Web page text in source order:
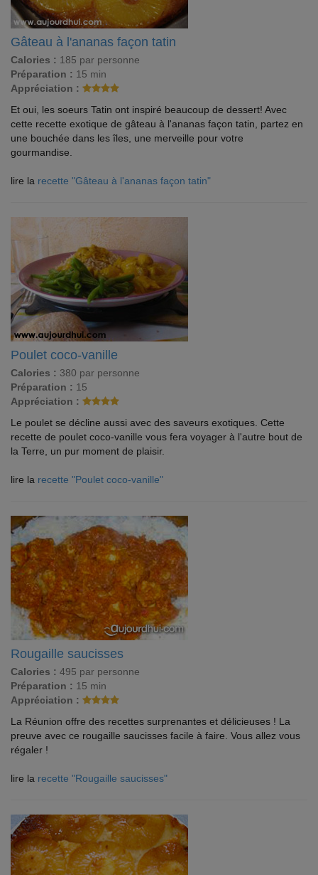
Gâteau à l'ananas façon tatin
Calories : 185 par personne
Préparation : 15 min
Appréciation :
Et oui, les soeurs Tatin ont inspiré beaucoup de dessert! Avec
cette recette exotique de gâteau à l'ananas façon tatin, partez en
une bouchée dans les îles, une merveille pour votre
gourmandise.
lire la recette "Gâteau à l'ananas façon tatin"
Poulet coco-vanille
Calories : 380 par personne
Préparation : 15
Appréciation :
Le poulet se décline aussi avec des saveurs exotiques. Cette
recette de poulet coco-vanille vous fera voyager à l'autre bout de
la Terre, un pur moment de plaisir.
lire la recette "Poulet coco-vanille"
Rougaille saucisses
Calories : 495 par personne
Préparation : 15 min
Appréciation :
La Réunion offre des recettes surprenantes et délicieuses ! La
preuve avec ce rougaille saucisses facile à faire. Vous allez vous
régaler !
lire la recette "Rougaille saucisses"